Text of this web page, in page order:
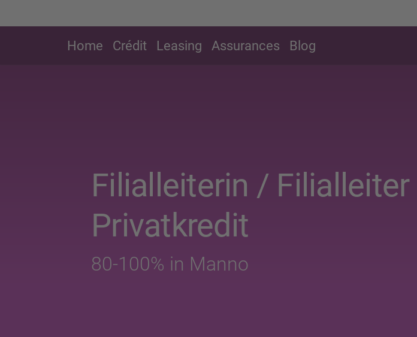
Home Crédit Leasing Assurances Blog
Filialleiterin / Filialleiter
Privatkredit
80-100% in Manno